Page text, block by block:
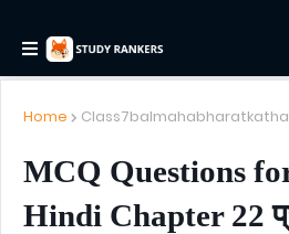
Home
MCQ Questions
Hindi Chapter 22